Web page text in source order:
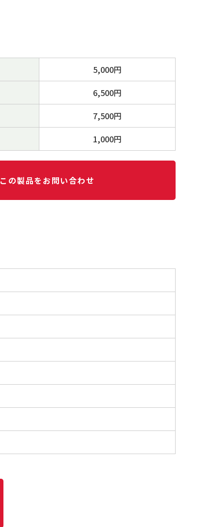
5,000円
6,500円
7,500円
1,000円
この製品をお問い合わせ